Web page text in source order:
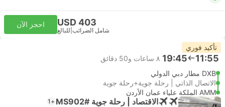
USD 403
شامل الضرائب للبالغ
احجز الآن
تأكيد فوري
11:55
19:45 ٨ ساعات و‫50 دقائق
DXB مطار دبي الدولي
الاتصال الذاتي | رحلة جوية+رحلة جوية
AMM الملكة علياء عمان الأردن
الاقتصاد | رحلة جوية #MS902 +1